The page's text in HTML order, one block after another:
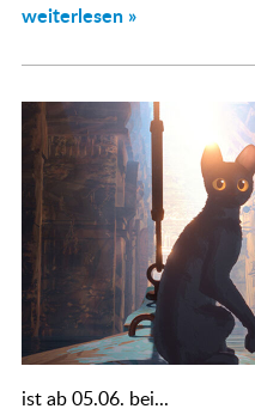
weiterlesen »
ist ab 05.06. bei...